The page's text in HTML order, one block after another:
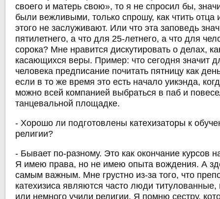
своего и матерь свою», то я не спросил бы,
были вежливыми, только спрошу, как чтить отца
этого не заслуживают. Или что эта заповедь
пятилетнего, а что для 25-летнего, а что для
сорока? Мне нравится дискутировать о делах,
касающихся веры. Пример: что сегодня значит
человека предписание почитать пятницу как
если в то же время это есть начало уикэнда,
можно всей компанией выбраться в паб и
танцевальной площадке.
- Хорошо ли подготовлены катехизаторы к
религии?
- Бывает по-разному. Это как окончание курсов
Я имею права, но не имею опыта вождения. А
самым важным. Мне грустно из-за того, что
катехизиса являются часто люди титулованные,
или немного учили религии. Я помню сестру,